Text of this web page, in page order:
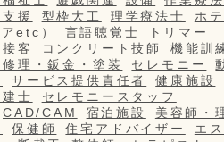
援 型枠大工 理学療法士
ホ
etc）
言語聴覚士
トリマー
客 コンクリート技師
機能訓
理・鈑金・塗装 セレモニー
サービス提供責任者
健康施設
士
セレモニースタッフ
CAD/CAM 宿泊施設
美容師・
保健師 住宅アドバイザー
エ